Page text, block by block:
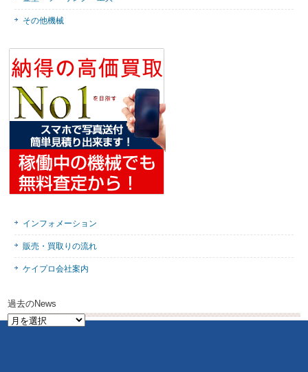
その他機械
インフォメーション
販売・買取りの流れ
ケイプロ会社案内
過去のNews
過